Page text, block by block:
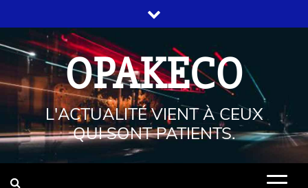
OPAKECO
L'ACTUALITÉ VIENT À CEUX
QUI SONT PATIENTS.